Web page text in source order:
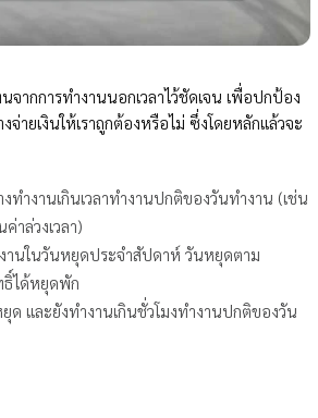
กการทำงานนอกเวลาไว้ชัดเจน เพื่อปกป้อง
ายเงินให้เราถูกต้องหรือไม่ ซึ่งโดยหลักแล้วจะ
ทำงานเกินเวลาทำงานปกติของวันทำงาน (เช่น
าล่วงเวลา)
านในวันหยุดประจำสัปดาห์ วันหยุดตาม
ได้หยุดพัก
และยังทำงานเกินชั่วโมงทำงานปกติของวัน